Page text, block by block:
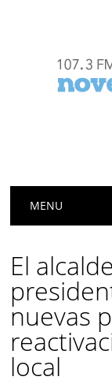
Menú
MENU
El
nuevas
local